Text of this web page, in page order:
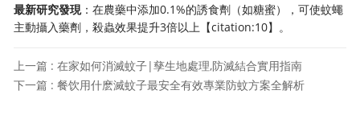
最新研究發現：在農藥中添加0.1%的誘食劑（如糖蜜），可使蚊蠅
主動攝入藥劑，殺蟲效果提升3倍以上【citation:10】。
上一篇 : 在家如何消滅蚊子|孳生地處理,防滅結合實用指南
下一篇 : 餐饮用什麽滅蚊子最安全有效專業防蚊方案全解析